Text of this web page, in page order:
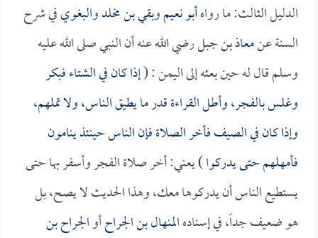
الدليل الثالث: ما رواهأبو نعيموبقي بن مخلدوالبغويفي شرح
السنة عنمعاذ بن جبلرضي الله عنه أن النبي صلى الله عليه
وسلم قال له حين بعثه إلى اليمن : (إذا كان في الشتاء فبكر
وغلس بالفجر، وأطل القراءة قدر ما يطيق الناس، ولا تملهم،
وإذا كان في الصيف فأخر الصلاة فإن الناس حينئذ ينامون
فأمهلهم حتى يدركوا) يعني: أخر صلاة الفجر وأسفر بها حتى
يستطيع الناس أن يدركوها معك، وهذا الحديث لا يصح، بل
هو ضعيف جداً، في إسنادهالمنهال بن الجراحأوالجراح بن